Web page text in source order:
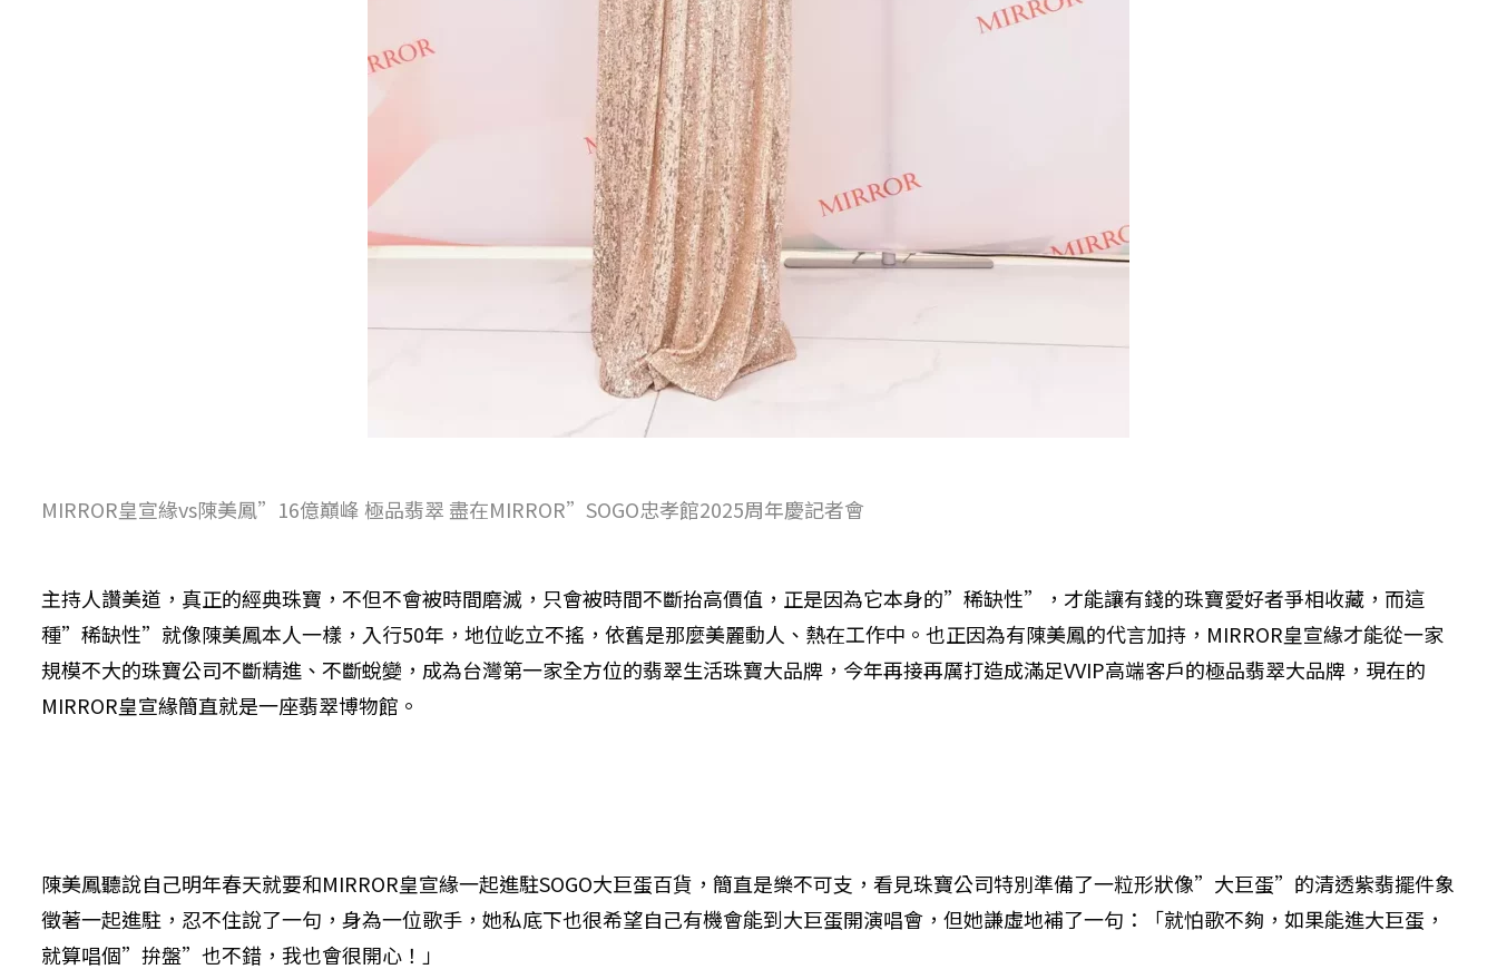
MIRROR皇宣緣vs陳美鳳”16億巔峰 極品翡翠 盡在MIRROR”SOGO忠孝館2025周年慶記者會
主持人讚美道，真正的經典珠寶，不但不會被時間磨滅，只會被時間不斷抬高價值，正是因為它本身的”稀缺性”，才能讓有錢的珠寶愛好者爭相收藏，而這
種”稀缺性”就像陳美鳳本人一樣，入行50年，地位屹立不搖，依舊是那麼美麗動人、熱在工作中。也正因為有陳美鳳的代言加持，MIRROR皇宣緣才能從一家
規模不大的珠寶公司不斷精進、不斷蛻變，成為台灣第一家全方位的翡翠生活珠寶大品牌，今年再接再厲打造成滿足VVIP高端客戶的極品翡翠大品牌，現在的
MIRROR皇宣緣簡直就是一座翡翠博物館。
陳美鳳聽說自己明年春天就要和MIRROR皇宣緣一起進駐SOGO大巨蛋百貨，簡直是樂不可支，看見珠寶公司特別準備了一粒形狀像”大巨蛋”的清透紫翡擺件象
徵著一起進駐，忍不住說了一句，身為一位歌手，她私底下也很希望自己有機會能到大巨蛋開演唱會，但她謙虛地補了一句：「就怕歌不夠，如果能進大巨蛋，
就算唱個”拚盤”也不錯，我也會很開心！」